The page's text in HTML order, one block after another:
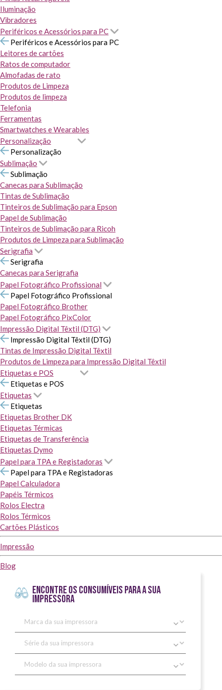
Iluminação
Vibradores
Periféricos e Acessórios para PC
Periféricos e Acessórios para PC
Leitores de cartões
Ratos de computador
Almofadas de rato
Produtos de Limpeza
Produtos de limpeza
Telefonia
Ferramentas
Smartwatches e Wearables
Personalização
Personalização
Sublimação
Sublimação
Canecas para Sublimação
Tintas de Sublimação
Tinteiros de Sublimação para Epson
Papel de Sublimação
Tinteiros de Sublimação para Ricoh
Produtos de Limpeza para Sublimação
Serigrafia
Serigrafia
Canecas para Serigrafia
Papel Fotográfico Profissional
Papel Fotográfico Profissional
Papel Fotográfico Brother
Papel Fotográfico PixColor
Impressão Digital Têxtil (DTG)
Impressão Digital Têxtil (DTG)
Tintas de Impressão Digital Têxtil
Produtos de Limpeza para Impressão Digital Têxtil
Etiquetas e POS
Etiquetas e POS
Etiquetas
Etiquetas
Etiquetas Brother DK
Etiquetas Térmicas
Etiquetas de Transferência
Etiquetas Dymo
Papel para TPA e Registadoras
Papel para TPA e Registadoras
Papel Calculadora
Papéis Térmicos
Rolos Electra
Rolos Térmicos
Cartões Plásticos
Impressão
Blog
ENCONTRE OS CONSUMÍVEIS PARA A SUA
IMPRESSORA